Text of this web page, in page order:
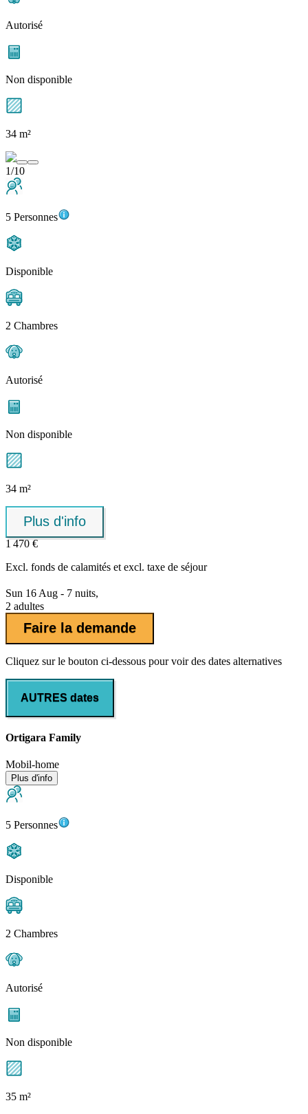
Autorisé
Non disponible
34 m²
1/10
5 Personnes
Disponible
2 Chambres
Autorisé
Non disponible
34 m²
Plus d'info
1 470 €
Excl. fonds de calamités et excl. taxe de séjour
Sun 16 Aug - 7 nuits,
2 adultes
Faire la demande
Cliquez sur le bouton ci-dessous pour voir des dates alternatives
AUTRES dates
Ortigara Family
Mobil-home
Plus d'info
5 Personnes
Disponible
2 Chambres
Autorisé
Non disponible
35 m²